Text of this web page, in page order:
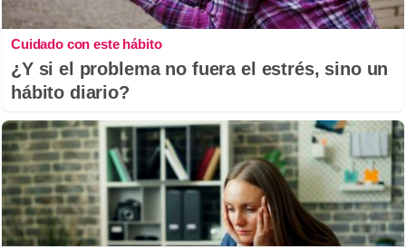
Cuidado con este hábito
¿Y si el problema no fuera el estrés, sino un
hábito diario?